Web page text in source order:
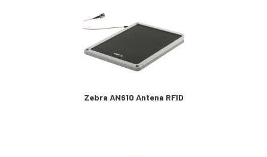
Zebra AN610 Antena RFID